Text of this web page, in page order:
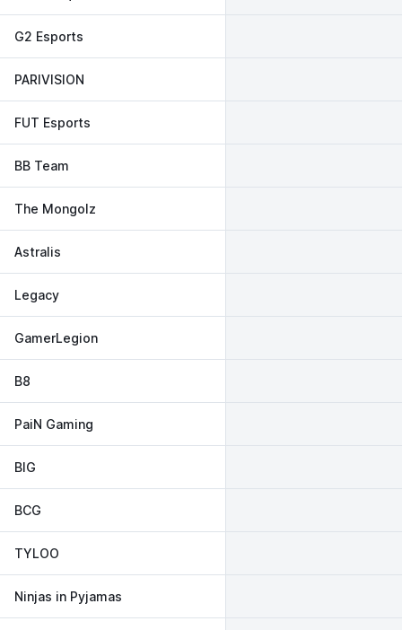
G2 Esports
PARIVISION
FUT Esports
BB Team
The Mongolz
Astralis
Legacy
GamerLegion
B8
PaiN Gaming
BIG
BCG
TYLOO
Ninjas in Pyjamas